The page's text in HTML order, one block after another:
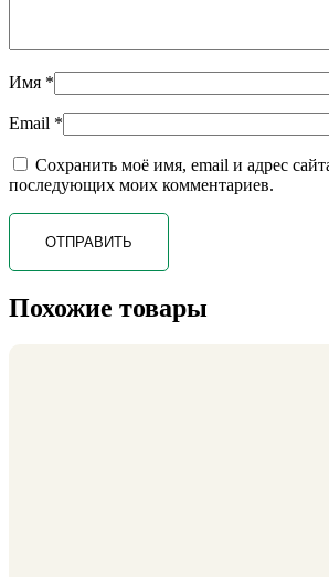
Имя *
Email *
Сохранить моё имя, email и адрес
последующих моих комментариев.
Похожие товары